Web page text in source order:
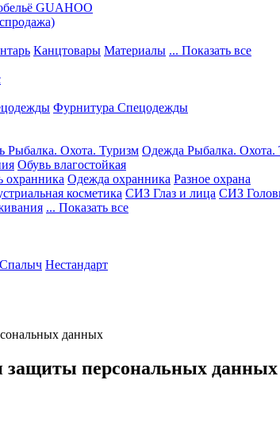
GUAHOO
Канцтовары Материалы ... Показать все
Фурнитура Спецодежды
Рыбалка. Охота. Туризм Одежда Рыбалка. Охота.
Обувь влагостойкая
охранника Одежда охранника Разное охрана
косметика СИЗ Глаз и лица СИЗ
... Показать все
Нестандарт
данных
защиты персональных данных